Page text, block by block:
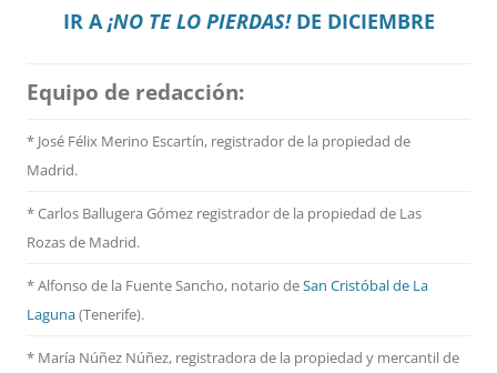
IR A¡NO TE LO PIERDAS!DE DICIEMBRE
Equipo de redacción:
* José Félix Merino Escartín, registrador de la propiedad de
Madrid.
* Carlos Ballugera Gómez registrador de la propiedad de Las
Rozas de Madrid.
* Alfonso de la Fuente Sancho, notario deSan Cristóbal de La
Laguna(Tenerife).
* María Núñez Núñez, registradora de la propiedad y mercantil de